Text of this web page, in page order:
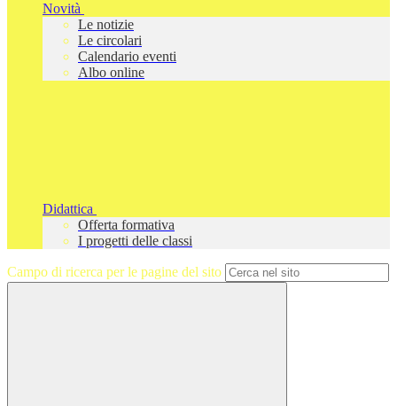
Novità
Le notizie
Le circolari
Calendario eventi
Albo online
Didattica
Offerta formativa
I progetti delle classi
Campo di ricerca per le pagine del sito